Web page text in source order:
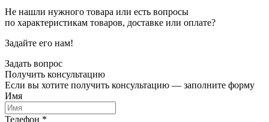
Не нашли нужного товара или есть вопросы
по характеристикам товаров, доставке или оплате?
Задайте его нам!
Задать вопрос
Получить консультацию
Если вы хотите получить консультацию — заполните форму
Имя
Телефон *